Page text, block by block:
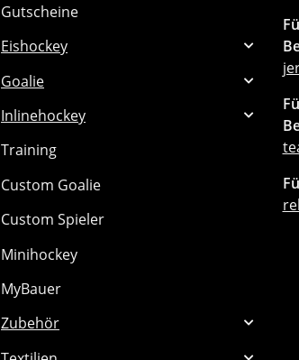
Gutscheine
Eishockey
Goalie
Inlinehockey
Training
Custom Goalie
Custom Spieler
Minihockey
MyBauer
Zubehör